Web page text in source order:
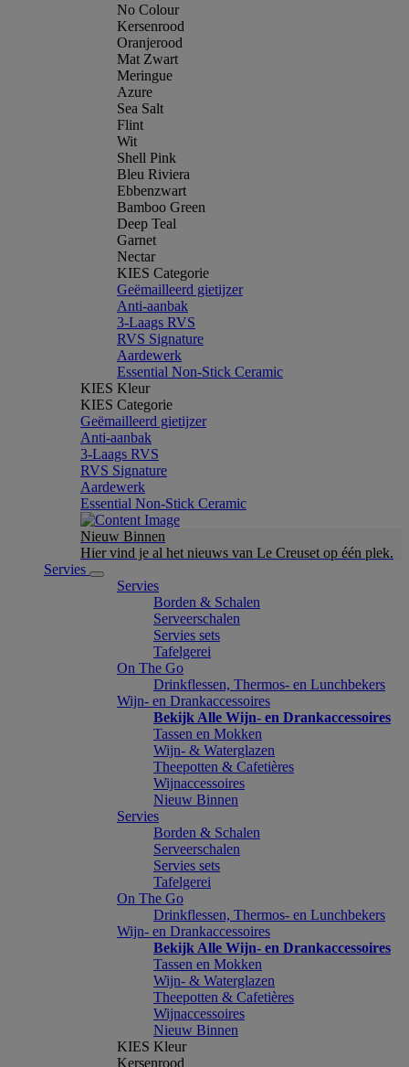
No Colour
Kersenrood
Oranjerood
Mat Zwart
Meringue
Azure
Sea Salt
Flint
Wit
Shell Pink
Bleu Riviera
Ebbenzwart
Bamboo Green
Deep Teal
Garnet
Nectar
KIES Categorie
Geëmailleerd gietijzer
Anti-aanbak
3-Laags RVS
RVS Signature
Aardewerk
Essential Non-Stick Ceramic
KIES Kleur
KIES Categorie
Geëmailleerd gietijzer
Anti-aanbak
3-Laags RVS
RVS Signature
Aardewerk
Essential Non-Stick Ceramic
Nieuw Binnen
Hier vind je al het nieuws van Le Creuset op één plek.
Servies
Servies
Borden & Schalen
Serveerschalen
Servies sets
Tafelgerei
On The Go
Drinkflessen, Thermos- en Lunchbekers
Wijn- en Drankaccessoires
Bekijk Alle Wijn- en Drankaccessoires
Tassen en Mokken
Wijn- & Waterglazen
Theepotten & Cafetières
Wijnaccessoires
Nieuw Binnen
Servies
Borden & Schalen
Serveerschalen
Servies sets
Tafelgerei
On The Go
Drinkflessen, Thermos- en Lunchbekers
Wijn- en Drankaccessoires
Bekijk Alle Wijn- en Drankaccessoires
Tassen en Mokken
Wijn- & Waterglazen
Theepotten & Cafetières
Wijnaccessoires
Nieuw Binnen
KIES Kleur
Kersenrood